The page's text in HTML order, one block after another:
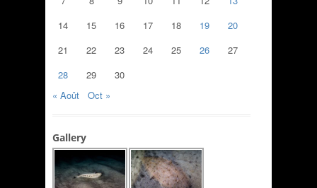
14
15 16 17 18 19
20
21
22 23 24 25 26
27
28
29
30
« Août
Oct »
Gallery